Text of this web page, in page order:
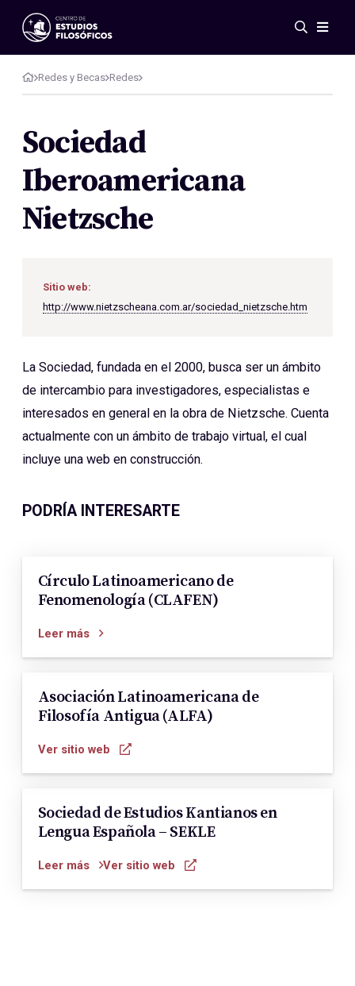
Eventos
Novedades
Investigación
Publicaciones
Galería
Acerca de nosotros
Redes y Becas Redes
Sociedad
Iberoamericana
Nietzsche
Sitio web:
http://www.nietzscheana.com.ar/sociedad_nietzsche.htm
La Sociedad, fundada en el 2000, busca ser un ámbito
de intercambio para investigadores, especialistas e
interesados en general en la obra de Nietzsche. Cuenta
actualmente con un ámbito de trabajo virtual, el cual
incluye una web en construcción.
PODRÍA INTERESARTE
Círculo Latinoamericano de
Fenomenología (CLAFEN)
Leer más
Asociación Latinoamericana de
Filosofía Antigua (ALFA)
Ver sitio web
Sociedad de Estudios Kantianos en
Lengua Española – SEKLE
Leer más Ver sitio web